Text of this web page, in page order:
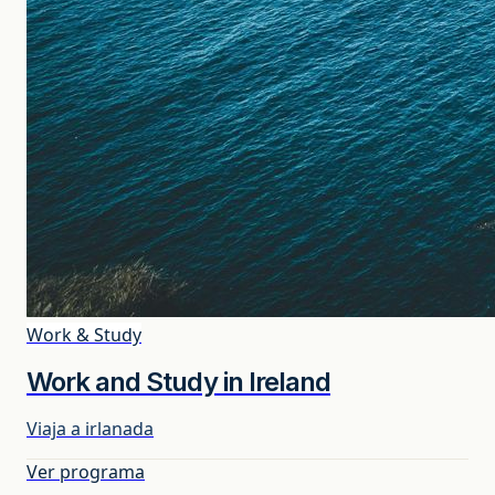
Work & Study
Work and Study in Ireland
Viaja a irlanada
Ver programa